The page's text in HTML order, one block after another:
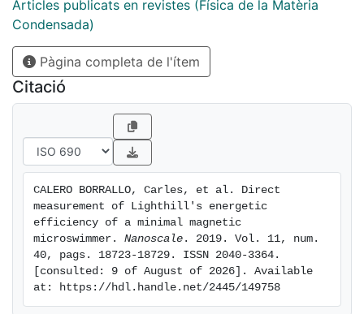
characterize the dynamics of the propeller and identify
the two independent degrees of freedom which allow
its propulsion. We then obtain experimentally the
Lighthill's energetic efficiency of the swimmer by
measuring the power consumed during propulsion and
the energy required to translate the propeller at the
same speed. Finally, we discuss how the efficiency of
our microswimmer could be increased upon suitable
tuning of the different experimental parameters.
Articles publicats en revistes (Física de la Matèria
Condensada)
Pàgina completa de l'ítem
Citació
CALERO BORRALLO, Carles, et al. Direct
measurement of Lighthill's energetic
efficiency of a minimal magnetic
microswimmer. Nanoscale . 2019. Vol. 11, num.
40, pags. 18723-18729. ISSN 2040-3364.
[consulted: 9 of August of 2026]. Available
at: https://hdl.handle.net/2445/149758